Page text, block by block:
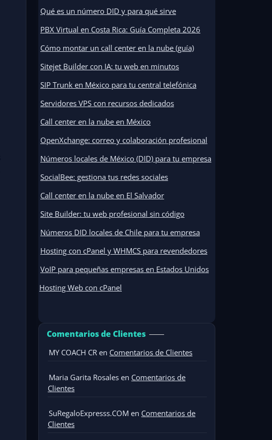
Qué es un número DID y para qué sirve
PBX Virtual en Costa Rica: Guía Completa 2026
Cómo montar un call center en la nube (guía)
Sitejet Builder con IA: tu web en minutos
SIP Trunk en México para tu central telefónica
Servidores VPS con recursos dedicados
Call center en la nube en México
OpenXchange: correo y colaboración profesional
Números locales de México (DID) para tu empresa
SocialBee: gestiona tus redes sociales
Call center en la nube en El Salvador
Site Builder: tu web profesional sin código
Números DID locales de Chile para tu empresa
Hosting con cPanel y WHMCS para revendedores
VoIP para pequeñas empresas en Estados Unidos
Hosting Web con cPanel
Comentarios de Clientes
MY COACH CR en Comentarios de Clientes
Maria Garita Rosales en Comentarios de
Clientes
SuRegaloExpresss.COM en Comentarios de
Clientes